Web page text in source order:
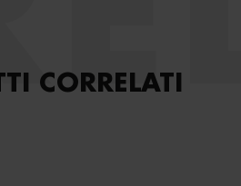
CORRELATI